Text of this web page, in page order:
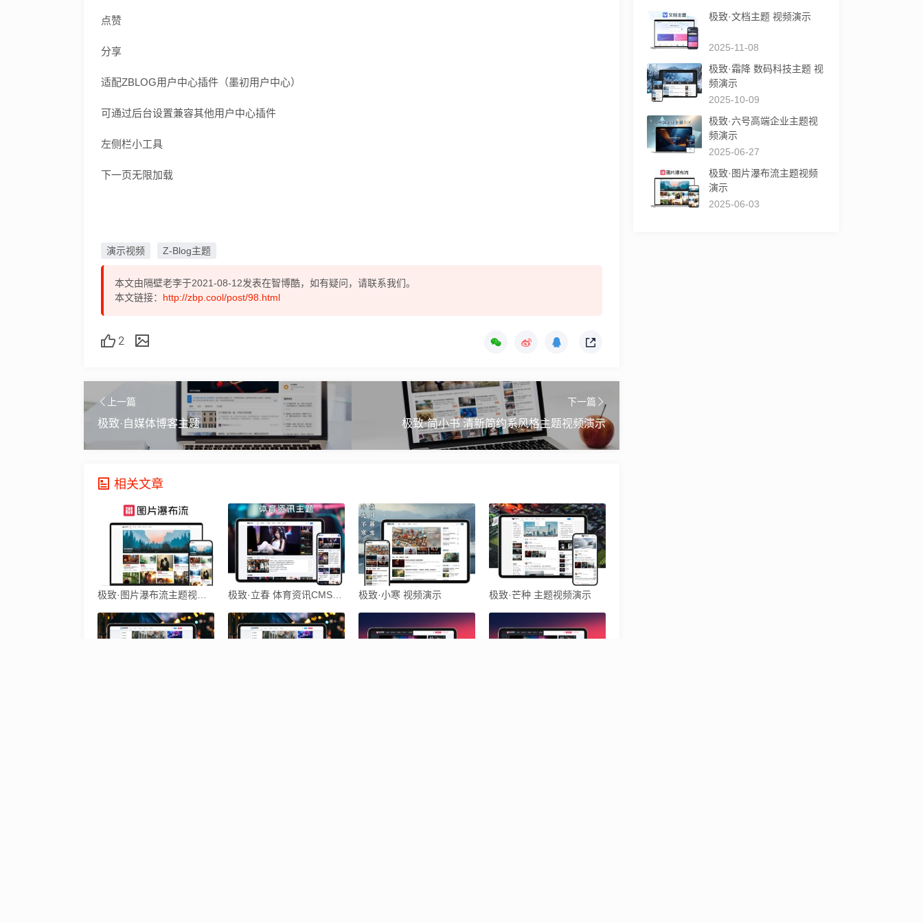
点赞
分享
适配ZBLOG用户中心插件（墨初用户中心）
可通过后台设置兼容其他用户中心插件
左侧栏小工具
下一页无限加载
演示视频 Z-Blog主题
本文由隔壁老李于2021-08-12发表在智博酷，如有疑问，请联系我们。
本文链接： http://zbp.cool/post/98.html
2
上一篇
极致·自媒体博客主题
下一篇
极致·简小书 清新简约系风格主题视频演示
相关文章
极致·图片瀑布流主题视频演示 极致·立春 体育资讯CMS主题 视频演示 极致·小寒 视频演示 极致·芒种 主题视频演示
极致·文档主题 视频演示
2025-11-08
极致·霜降 数码科技主题 视
频演示
2025-10-09
极致·六号高端企业主题视
频演示
2025-06-27
极致·图片瀑布流主题视频
演示
2025-06-03